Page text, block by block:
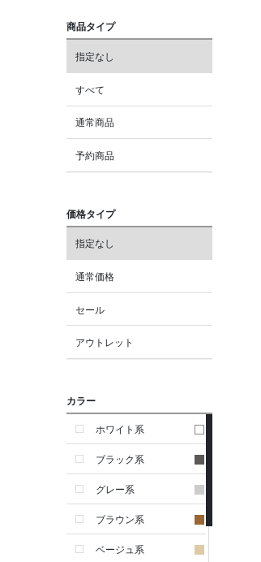
商品タイプ
指定なし
すべて
通常商品
予約商品
価格タイプ
指定なし
通常価格
セール
アウトレット
カラー
ホワイト系
ブラック系
グレー系
ブラウン系
ベージュ系